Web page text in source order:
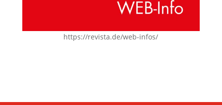
https://revista.de/web-infos/